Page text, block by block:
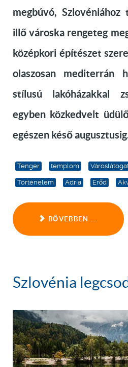
megbúvó, Szlovéniához
illő városka rengeteg
középkori építészet
olaszosan mediterrán
stílusú lakóházakkal
egyben közkedvelt
egészen késő
Tenger templom
Történelem Adria Erőd
BŐVEBBEN ...
Szlovénia